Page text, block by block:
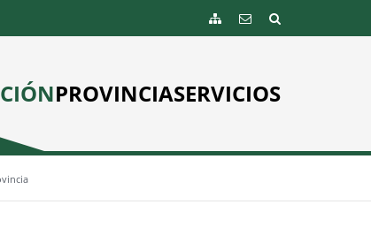
PROVINCIASERVICIOS